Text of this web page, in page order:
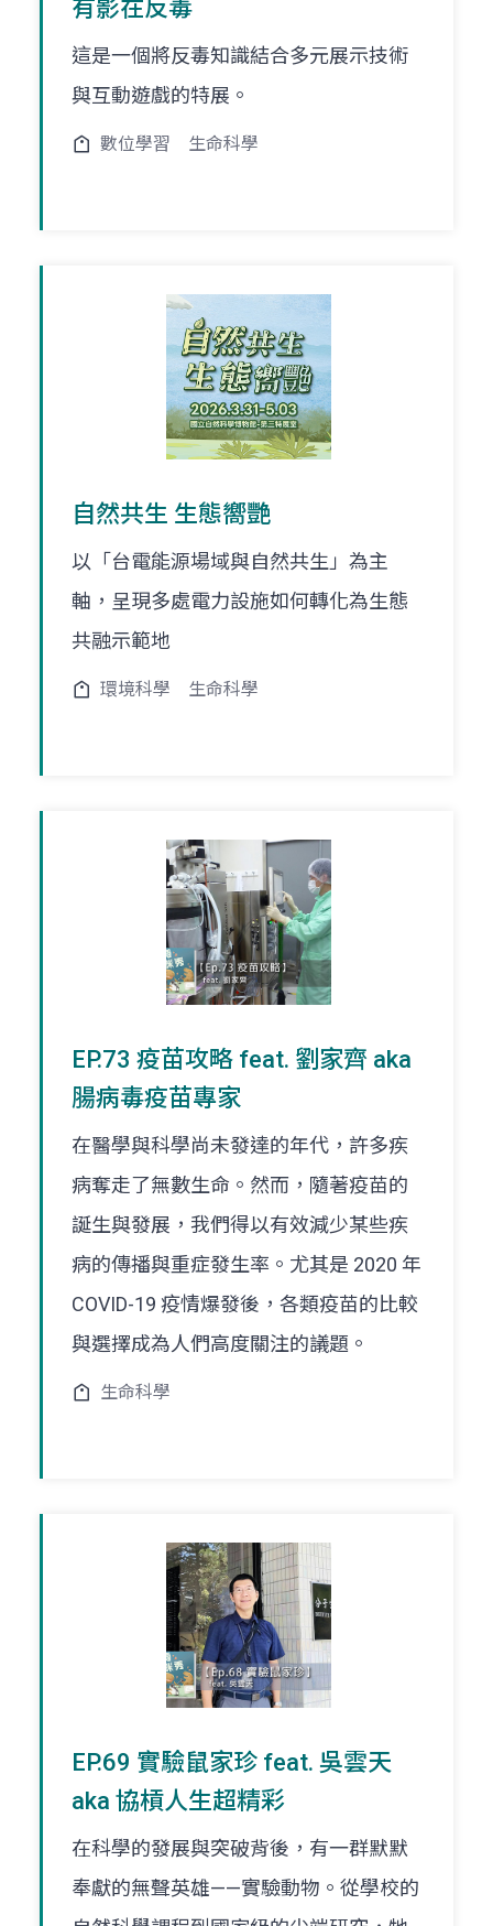
有影在反毒
這是一個將反毒知識結合多元展示技術
與互動遊戲的特展。
數位學習 生命科學
自然共生 生態嚮艷
以「台電能源場域與自然共生」為主
軸，呈現多處電力設施如何轉化為生態
共融示範地
環境科學 生命科學
EP.73 疫苗攻略 feat. 劉家齊 aka
腸病毒疫苗專家
在醫學與科學尚未發達的年代，許多疾
病奪走了無數生命。然而，隨著疫苗的
誕生與發展，我們得以有效減少某些疾
病的傳播與重症發生率。尤其是 2020 年
COVID-19 疫情爆發後，各類疫苗的比較
與選擇成為人們高度關注的議題。
生命科學
EP.69 實驗鼠家珍 feat. 吳雲天
aka 協槓人生超精彩
在科學的發展與突破背後，有一群默默
奉獻的無聲英雄——實驗動物。從學校的